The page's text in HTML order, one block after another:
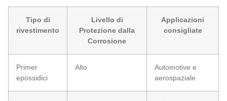
Tipo di
rivestimento
Livello di
Protezione dalla
Corrosione
Applicazioni
consigliate
Primer
epossidici
Alto
Automotive e
aerospaziale